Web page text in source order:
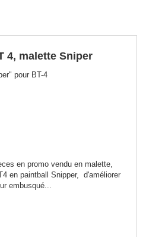
4, malette Sniper
pour BT-4
en promo vendu en malette,
en paintball Snipper, d'améliorer
embusqué...